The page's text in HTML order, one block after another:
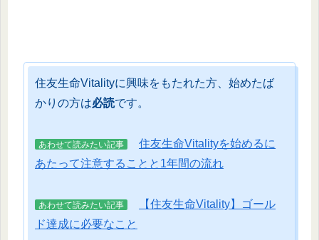
住友生命Vitalityに興味をもたれた方、始めたば
かりの方は必読です。
あわせて読みたい記事
住友生命Vitalityを始めるに
あたって注意することと1年間の流れ
あわせて読みたい記事
【住友生命Vitality】ゴール
ド達成に必要なこと